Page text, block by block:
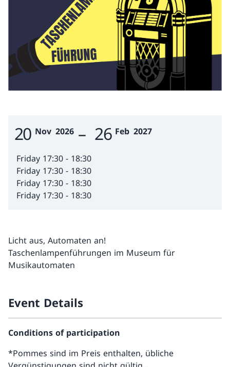
Event Date
20 Nov 2026 – 26 Feb 2027
Friday 17:30 - 18:30
Friday 17:30 - 18:30
Friday 17:30 - 18:30
Friday 17:30 - 18:30
Licht aus, Automaten an!
Taschenlampenführungen im Museum für
Musikautomaten
Event Details
Conditions of participation
*Pommes sind im Preis enthalten, übliche